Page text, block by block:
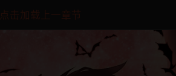
点击加载上一章节